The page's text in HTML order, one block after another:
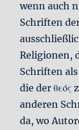
wenn auch
Schriften
Religionen,
Schriften
die der θεός
anderen
da, wo